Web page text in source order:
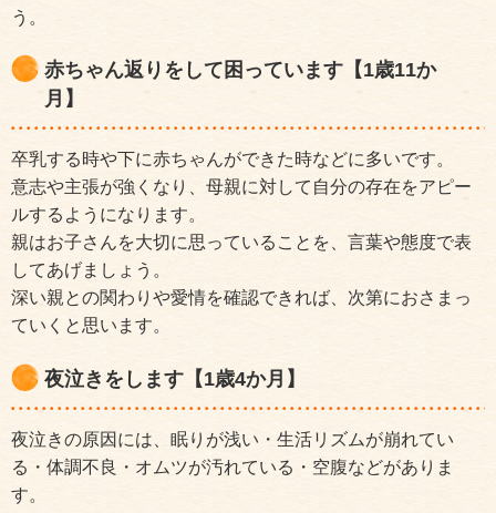
う。
赤ちゃん返りをして困っています【1歳11か
月】
卒乳する時や下に赤ちゃんができた時などに多いです。
意志や主張が強くなり、母親に対して自分の存在をアピー
ルするようになります。
親はお子さんを大切に思っていることを、言葉や態度で表
してあげましょう。
深い親との関わりや愛情を確認できれば、次第におさまっ
ていくと思います。
夜泣きをします【1歳4か月】
夜泣きの原因には、眠りが浅い・生活リズムが崩れてい
る・体調不良・オムツが汚れている・空腹などがありま
す。